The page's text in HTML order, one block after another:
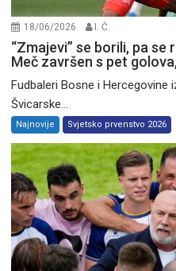
18/06/2026 I. Ć.
“Zmajevi” se borili, pa
Meč završen s pet
Fudbaleri Bosne i
Švicarske...
Najnovije Svjetsko prvenstvo 2026